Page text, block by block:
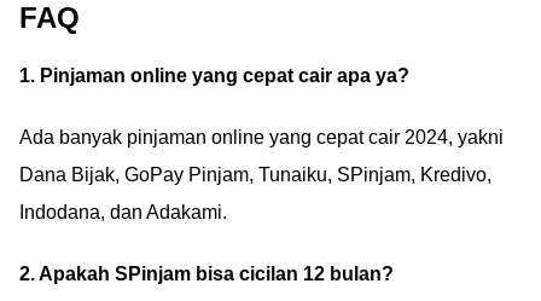
FAQ
1. Pinjaman online yang cepat cair apa ya?
Ada banyak pinjaman online yang cepat cair 2024, yakni
Dana Bijak, GoPay Pinjam, Tunaiku, SPinjam, Kredivo,
Indodana, dan Adakami.
2. Apakah SPinjam bisa cicilan 12 bulan?